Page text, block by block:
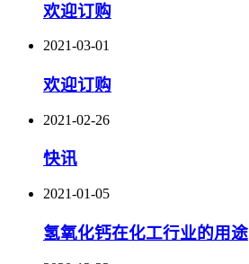
欢迎订购
2021-03-01
欢迎订购
2021-02-26
快讯
2021-01-05
氢氧化钙在化工行业的用途